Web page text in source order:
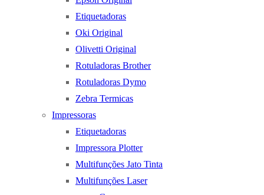
Etiquetadoras
Oki Original
Olivetti Original
Rotuladoras Brother
Rotuladoras Dymo
Zebra Termicas
Impressoras
Etiquetadoras
Impressora Plotter
Multifunções Jato Tinta
Multifunções Laser